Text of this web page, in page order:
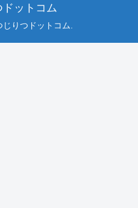
ドットコム
りつドットコム.